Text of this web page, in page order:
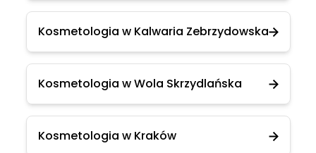
Kosmetologia w Kalwaria Zebrzydowska
Kosmetologia w Wola Skrzydlańska
Kosmetologia w Kraków